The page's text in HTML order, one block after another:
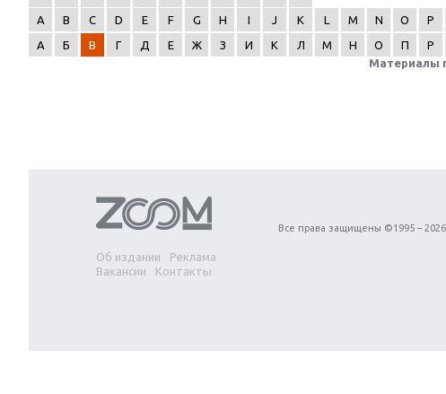
A
B C D E F G H I J K L M N O P
А
Б В Г Д Е Ж З И К Л М Н О П Р
Материалы
Об издании
Реклама
Вакансии
Контакты
Все права защищены ©1995 – 2026